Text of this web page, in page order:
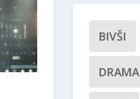
BIVŠI
DRAMA